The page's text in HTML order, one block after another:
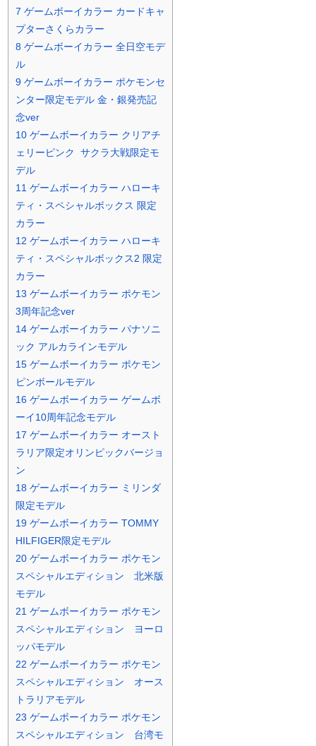
7 ゲームボーイカラー カードキャ
プターさくらカラー
8 ゲームボーイカラー 全日空モデ
ル
9 ゲームボーイカラー ポケモンセ
ンター限定モデル 金・銀発売記
念ver
10 ゲームボーイカラー クリアチ
ェリーピンク サクラ大戦限定モ
デル
11 ゲームボーイカラー ハローキ
ティ・スペシャルボックス 限定
カラー
12 ゲームボーイカラー ハローキ
ティ・スペシャルボックス2 限定
カラー
13 ゲームボーイカラー ポケモン
3周年記念ver
14 ゲームボーイカラー パナソニ
ック アルカラインモデル
15 ゲームボーイカラー ポケモン
ピンボールモデル
16 ゲームボーイカラー ゲームボ
ーイ10周年記念モデル
17 ゲームボーイカラー オースト
ラリア限定オリンピックバージョ
ン
18 ゲームボーイカラー ミリンダ
限定モデル
19 ゲームボーイカラー TOMMY
HILFIGER限定モデル
20 ゲームボーイカラー ポケモン
スペシャルエディション 北米版
モデル
21 ゲームボーイカラー ポケモン
スペシャルエディション ヨーロ
ッパモデル
22 ゲームボーイカラー ポケモン
スペシャルエディション オース
トラリアモデル
23 ゲームボーイカラー ポケモン
スペシャルエディション 台湾モ